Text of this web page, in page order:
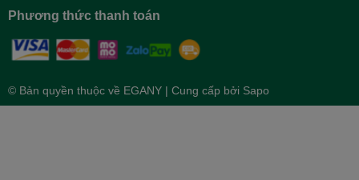
Phương thức thanh toán
© Bản quyền thuộc về EGANY | Cung cấp bởi Sapo